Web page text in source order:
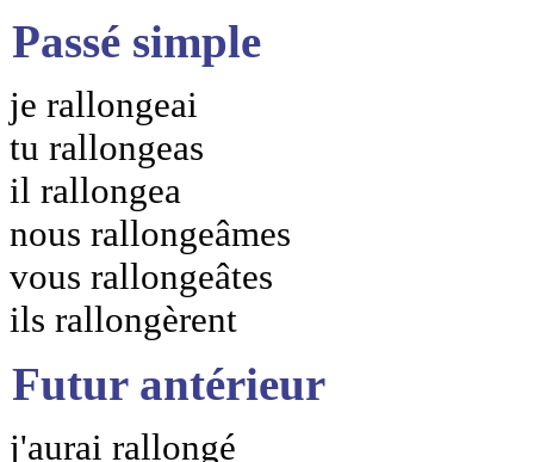
Passé simple
je rallongeai
tu rallongeas
il rallongea
nous rallongeâmes
vous rallongeâtes
ils rallongèrent
Futur antérieur
j'aurai rallongé